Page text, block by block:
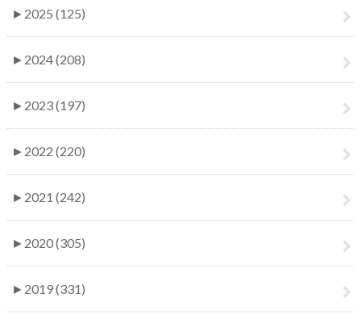
► 2025 (125)
► 2024 (208)
► 2023 (197)
► 2022 (220)
► 2021 (242)
► 2020 (305)
► 2019 (331)